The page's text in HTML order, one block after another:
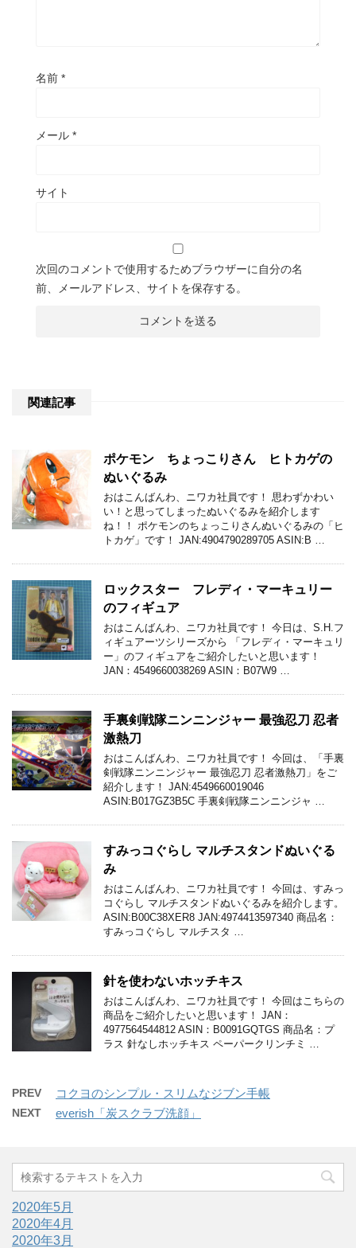
名前 *
メール *
サイト
次回のコメントで使用するためブラウザーに自分の名
前、メールアドレス、サイトを保存する。
関連記事
ポケモン ちょっこりさん ヒトカゲの
ぬいぐるみ
おはこんばんわ、ニワカ社員です！ 思わずかわい
い！と思ってしまったぬいぐるみを紹介します
ね！！ ポケモンのちょっこりさんぬいぐるみの「ヒ
トカゲ」です！ JAN:4904790289705 ASIN:B …
ロックスター フレディ・マーキュリー
のフィギュア
おはこんばんわ、ニワカ社員です！ 今日は、S.H.フ
ィギュアーツシリーズから 「フレディ・マーキュリ
ー」のフィギュアをご紹介したいと思います！
JAN：4549660038269 ASIN：B07W9 …
手裏剣戦隊ニンニンジャー 最強忍刀 忍者
激熱刀
おはこんばんわ、ニワカ社員です！ 今回は、「手裏
剣戦隊ニンニンジャー 最強忍刀 忍者激熱刀」をご
紹介します！ JAN:4549660019046
ASIN:B017GZ3B5C 手裏剣戦隊ニンニンジャ …
すみっコぐらし マルチスタンドぬいぐる
み
おはこんばんわ、ニワカ社員です！ 今回は、すみっ
コぐらし マルチスタンドぬいぐるみを紹介します。
ASIN:B00C38XER8 JAN:4974413597340 商品名：
すみっコぐらし マルチスタ …
針を使わないホッチキス
おはこんばんわ、ニワカ社員です！ 今回はこちらの
商品をご紹介したいと思います！ JAN：
4977564544812 ASIN：B0091GQTGS 商品名：プ
ラス 針なしホッチキス ペーパークリンチミ …
PREV コクヨのシンプル・スリムなジブン手帳
NEXT everish「炭スクラブ洗顔」
2020年5月
2020年4月
2020年3月